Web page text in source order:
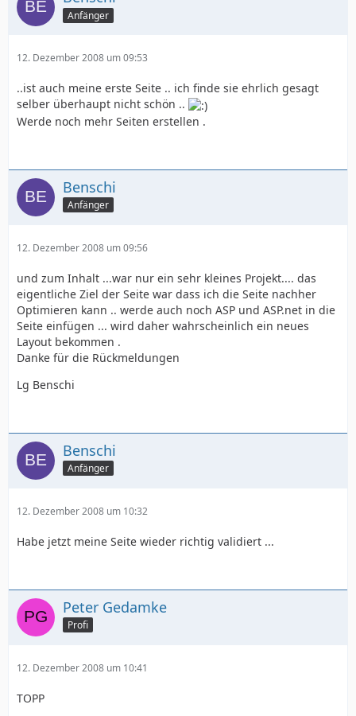
Anfänger
12. Dezember 2008 um 09:53
..ist auch meine erste Seite .. ich finde sie ehrlich gesagt
selber überhaupt nicht schön ..
Werde noch mehr Seiten erstellen .
Benschi
Anfänger
12. Dezember 2008 um 09:56
und zum Inhalt ...war nur ein sehr kleines Projekt.... das
eigentliche Ziel der Seite war dass ich die Seite nachher
Optimieren kann .. werde auch noch ASP und ASP.net in die
Seite einfügen ... wird daher wahrscheinlich ein neues
Layout bekommen .
Danke für die Rückmeldungen
Lg Benschi
Benschi
Anfänger
12. Dezember 2008 um 10:32
Habe jetzt meine Seite wieder richtig validiert ...
Peter Gedamke
Profi
12. Dezember 2008 um 10:41
TOPP